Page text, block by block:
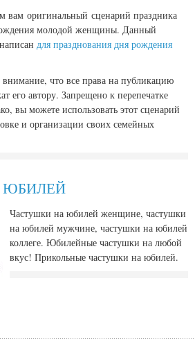
вам оригинальный сценарий праздника
молодой женщины. Данный
для празднования дня рождения
что все права на публикацию
его автору. Запрещено к перепечатке
вы можете использовать этот сценарий
и организации своих семейных
Частушки на юбилей женщине, частушки
на юбилей мужчине, частушки на юбилей
коллеге. Юбилейные частушки на любой
вкус! Прикольные частушки на юбилей.